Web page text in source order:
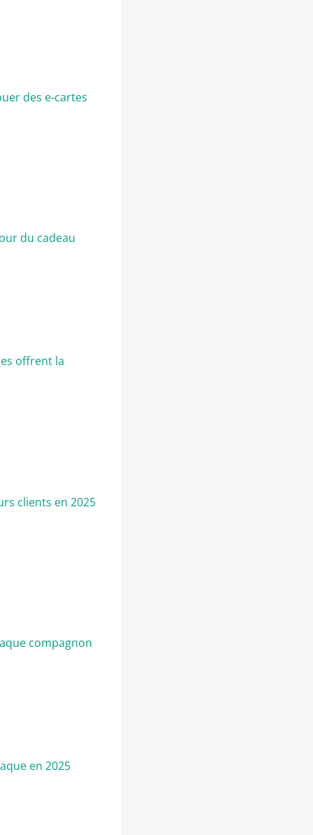
des e-cartes
du cadeau
offrent la
clients en 2025
compagnon
en 2025